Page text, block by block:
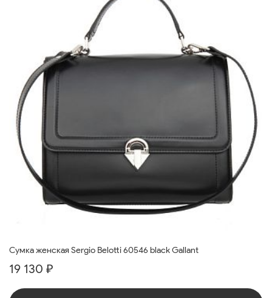
Cумка женская Sergio Belotti 60546 black Gallant
19 130 ₽